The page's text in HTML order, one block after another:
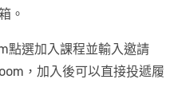
。
點選加入課程並輸入邀請
，加入後可以直接投遞履